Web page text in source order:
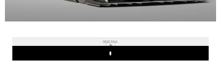
REKLAMA
Play